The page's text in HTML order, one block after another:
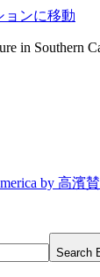
ョンに移動
in Southern
by 高濱
Search